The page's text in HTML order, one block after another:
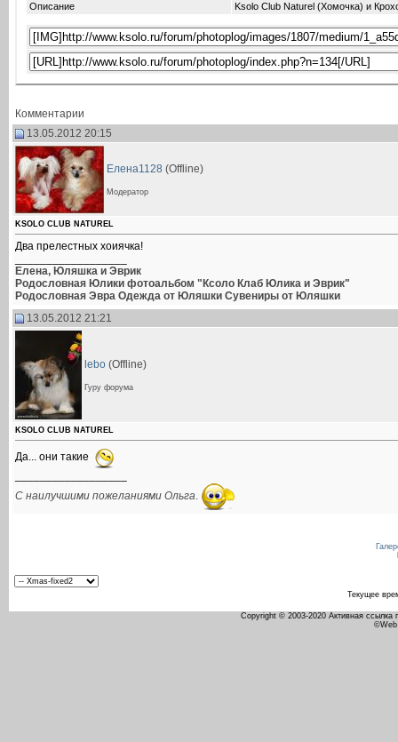
Описание
Ksolo Club Naturel (Хомочка) и
Комментарии
13.05.2012 20:15
Елена1128 (Offline)
Модератор
KSOLO CLUB NATUREL
Два прелестных хоиячка!
Елена, Юляшка и Эврик
Родословная Юлики фотоальбом "Ксоло Клаб Юлика и Эврик"
Родословная Эвра Одежда от Юляшки Сувениры от Юляшки
13.05.2012 21:21
lebo (Offline)
Гуру форума
KSOLO CLUB NATUREL
Да... они такие
С наилучшими пожеланиями Ольга
Текущее
Copyright © 2003-2020 Активная ссылка